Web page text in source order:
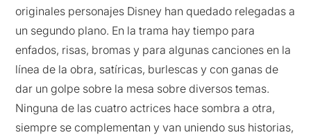
originales personajes Disney han quedado relegadas a
un segundo plano. En la trama hay tiempo para
enfados, risas, bromas y para algunas canciones en la
línea de la obra, satíricas, burlescas y con ganas de
dar un golpe sobre la mesa sobre diversos temas.
Ninguna de las cuatro actrices hace sombra a otra,
siempre se complementan y van uniendo sus historias,